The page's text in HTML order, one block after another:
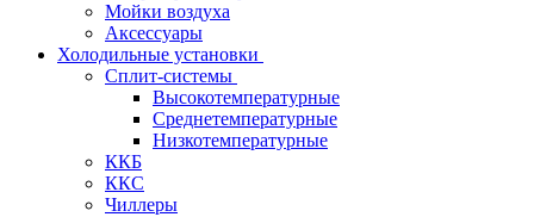
Мойки воздуха
Аксессуары
Холодильные установки
Сплит-системы
Высокотемпературные
Среднетемпературные
Низкотемпературные
ККБ
ККС
Чиллеры